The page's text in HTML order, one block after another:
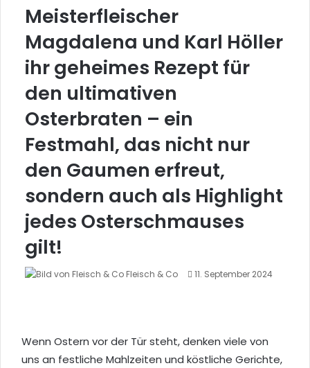
Meisterfleischer
Magdalena und Karl Höller
ihr geheimes Rezept für
den ultimativen
Osterbraten – ein
Festmahl, das nicht nur
den Gaumen erfreut,
sondern auch als Highlight
jedes Osterschmauses
gilt!
Fleisch & Co
w
o
u
n
11. September 2024
Wenn Ostern vor der Tür steht, denken viele von
uns an festliche Mahlzeiten und köstliche Gerichte,